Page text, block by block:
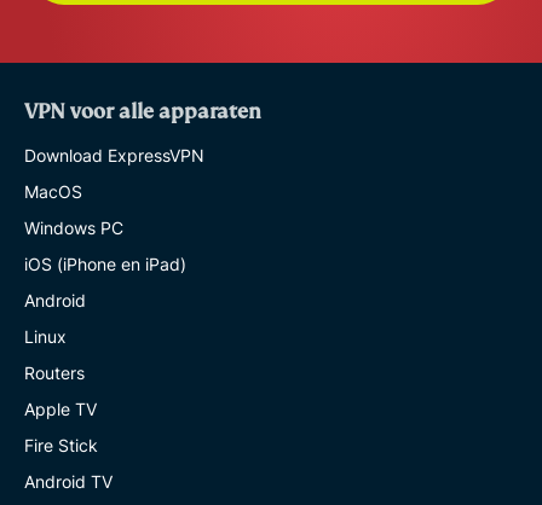
VPN voor alle apparaten
Download ExpressVPN
MacOS
Windows PC
iOS (iPhone en iPad)
Android
Linux
Routers
Apple TV
Fire Stick
Android TV